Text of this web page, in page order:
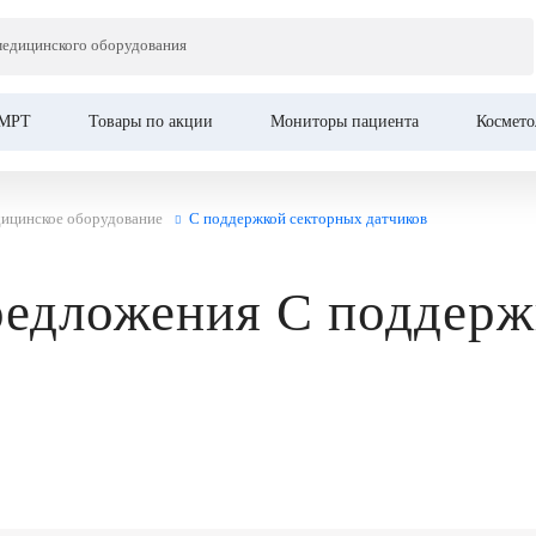
оборудования
Товары по акции Мониторы пациента
оборудование С поддержкой секторных датчиков
С